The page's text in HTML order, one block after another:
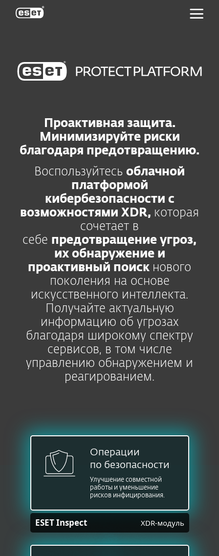
Проактивная защита.
Минимизируйте риски
благодаря предотвращению.
Воспользуйтесь облачной
платформой
кибербезопасности с
возможностями XDR, которая
сочетает в
себе предотвращение угроз,
их обнаружение и
проактивный поиск нового
поколения на основе
искусственного интеллекта.
Получайте актуальную
информацию об угрозах
благодаря широкому спектру
сервисов, в том числе
управлению обнаружением и
реагированием.
ESET Inspect XDR-модуль
Операции
по безопасности
Улучшение совместной
работы и уменьшение
рисков инфицирования.
ESET